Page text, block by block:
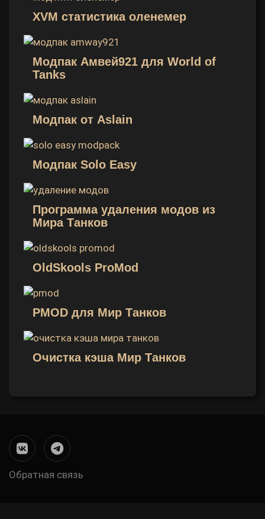
XVM статистика оленемер
Модпак Амвей921 для World of
Tanks
Модпак от Aslain
Модпак Solo Easy
Программа удаления модов из
Мира Танков
OldSkools ProMod
PMOD для Мир Танков
Очистка кэша Мир Танков
Обратная связь